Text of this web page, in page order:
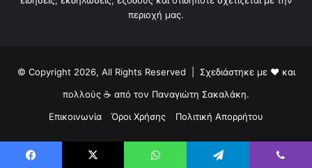
περιοχή μας.
© Copyright 2026, All Rights Reserved | Σχεδιάστηκε με ❤ και
πολλούς ☕ από τον Παναγιώτη Σακαλάκη.
Επικοινωνία
Όροι Χρήσης Πολιτική Απορρήτου